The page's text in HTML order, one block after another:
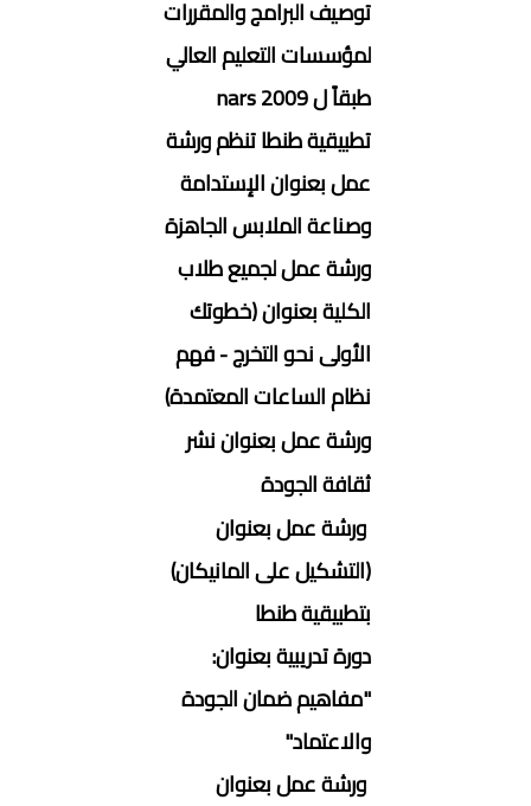
توصيف البرامج والمقررات
لمؤسسات التعليم العالي
طبقاً ل nars 2009
تطبيقية طنطا تنظم ورشة
عمل بعنوان الإستدامة
وصناعة الملابس الجاهزة
ورشة عمل لجميع طلاب
الكلية بعنوان (خطوتك
الأولى نحو التخرج - فهم
نظام الساعات المعتمدة)
ورشة عمل بعنوان نشر
ثقافة الجودة
ورشة عمل بعنوان
(التشكيل على المانيكان)
بتطبيقية طنطا
دورة تدريبية بعنوان:
"مفاهيم ضمان الجودة
والاعتماد"
ورشة عمل بعنوان